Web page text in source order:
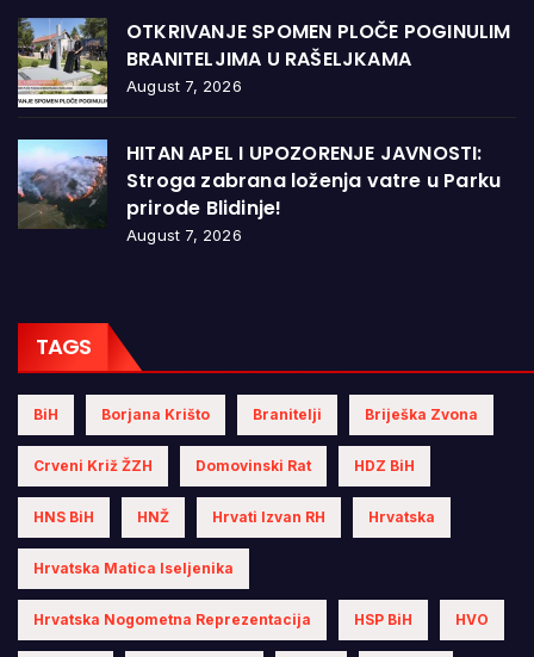
OTKRIVANJE SPOMEN PLOČE POGINULIM
BRANITELJIMA U RAŠELJKAMA
August 7, 2026
HITAN APEL I UPOZORENJE JAVNOSTI:
Stroga zabrana loženja vatre u Parku
prirode Blidinje!
August 7, 2026
TAGS
BiH Borjana Krišto Branitelji Briješka Zvona
Crveni Križ ŽZH Domovinski Rat HDZ BiH
HNS BiH HNŽ Hrvati Izvan RH Hrvatska
Hrvatska Matica Iseljenika
Hrvatska Nogometna Reprezentacija HSP BiH HVO